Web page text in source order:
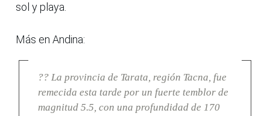
sol y playa.
Más en Andina:
?? La provincia de Tarata, región Tacna, fue
remecida esta tarde por un fuerte temblor de
magnitud 5.5, con una profundidad de 170